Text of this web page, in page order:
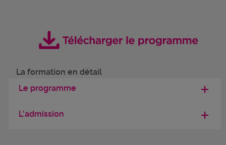
La formation en détail
Le programme
L'admission